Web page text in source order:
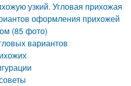
узкий. Угловая прихожая
оформления прихожей
(85 фото)
вариантов